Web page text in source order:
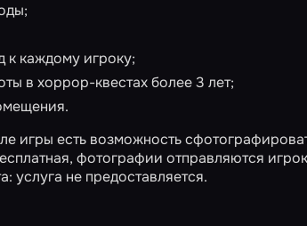
к каждому игроку;
в хоррор-квестах более 3 лет;
игры есть возможность
фотографии отправляются
услуга не предоставляется.